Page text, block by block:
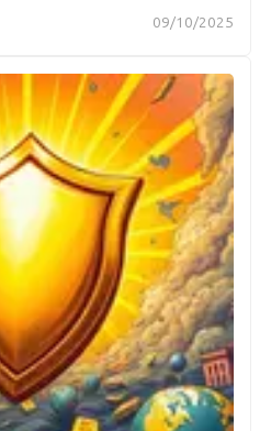
09/10/2025